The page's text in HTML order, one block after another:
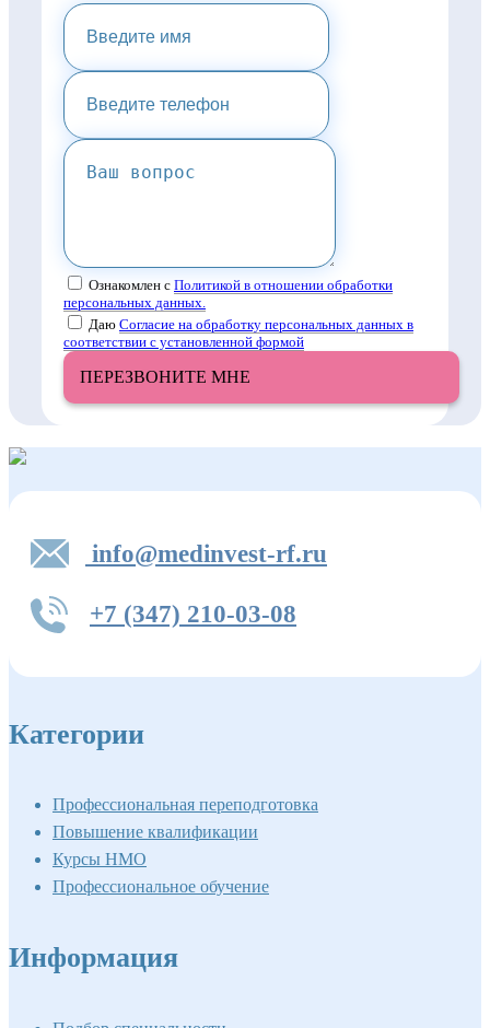
ПРЕДОСТАВИМ ВАМ
КОНСУЛЬТАЦИЮ
Ознакомлен с Политикой в отношении обработки
персональных данных.
Даю Согласие на обработку персональных данных в
соответствии с установленной формой
ПЕРЕЗВОНИТЕ МНЕ
info@medinvest-rf.ru
+7 (347) 210-03-08
Категории
Профессиональная переподготовка
Повышение квалификации
Курсы НМО
Профессиональное обучение
Информация